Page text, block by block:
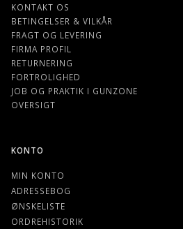
KONTAKT OS
BETINGELSER & VILKÅR
FRAGT OG LEVERING
FIRMA PROFIL
RETURNERING
FORTROLIGHED
JOB OG PRAKTIK I GUNZONE
OVERSIGT
KONTO
MIN KONTO
ADRESSEBOG
ØNSKELISTE
ORDREHISTORIK